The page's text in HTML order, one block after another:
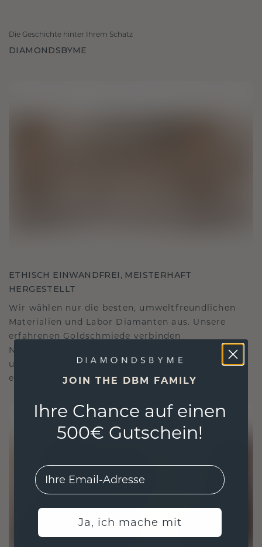
Die Geschichte hinter Ihrem Schatz
DIAMONDSBYME
ETHISCH EINWANDFREI, MEISTERHAFT
HERGESTELLT
Wir wählen nur die besten, umweltfreundlichen
Materialien und Labor Diamanten aus. Unsere
erfahrenen Goldschmiede verbinden
Nachhaltigkeit mit beispielloser Handwerkskunst
und stellen so sicher, dass Ihr Schmuck ebenso
ethisch wie exquisit ist.JOIN THE DBM FAMILY
Ihre Chance auf einen
500€ Gutschein!
EMail
Ja, ich mache mit